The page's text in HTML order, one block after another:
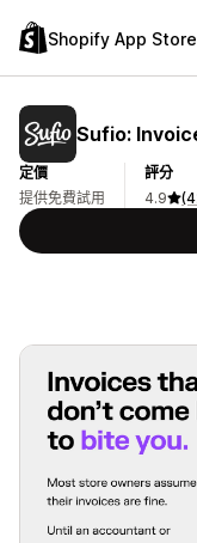
Shopify App Store
Sufio:
定價
提供免費試用
評分
4.9